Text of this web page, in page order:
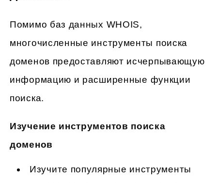
Помимо баз данных WHOIS,
многочисленные инструменты поиска
доменов предоставляют исчерпывающую
информацию и расширенные функции
поиска.
Изучение инструментов поиска
доменов
Изучите популярные инструменты